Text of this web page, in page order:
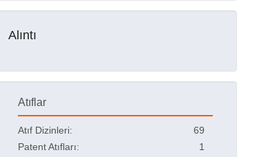
Alıntı
Atıflar
Atıf Dizinleri:
69
Patent Atıfları:
1